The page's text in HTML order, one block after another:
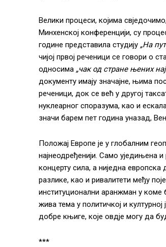
Велики процеси, којима
Минхенској конференцији, су
године представила студију „На
чијој првој реченици се говори о
односима „чак од стране њених
документу имају значајне, њима
реченици, док се већ у другој
нуклеарног споразума, као и
значи барем пет година уназад,
Положај Европе је у глобалним
најнеодређенији. Само уједињена
концерту сила, а ниједна
разлике, као и ривалитети међу
институционални аранжман у
жива тема у политичкој и
добре књиге, које овдје могу да
***